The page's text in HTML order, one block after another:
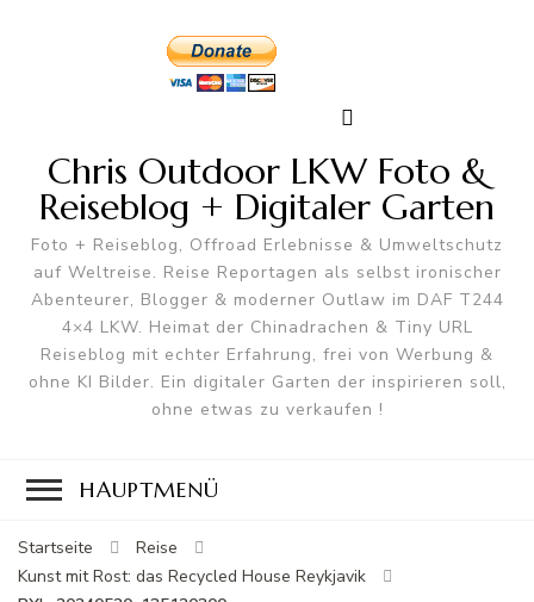
Chris Outdoor LKW Foto &
Reiseblog + Digitaler Garten
Foto + Reiseblog, Offroad Erlebnisse & Umweltschutz
auf Weltreise. Reise Reportagen als selbst ironischer
Abenteurer, Blogger & moderner Outlaw im DAF T244
4×4 LKW. Heimat der Chinadrachen & Tiny URL
Reiseblog mit echter Erfahrung, frei von Werbung &
ohne KI Bilder. Ein digitaler Garten der inspirieren soll,
ohne etwas zu verkaufen !
HAUPTMENÜ
Startseite
Reise
Kunst mit Rost: das Recycled House Reykjavik